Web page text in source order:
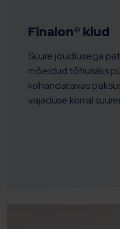
Finalon® kiud
Suure jõudlusega
mõeldud tõhusaks
kohandatavas
vajaduse korral